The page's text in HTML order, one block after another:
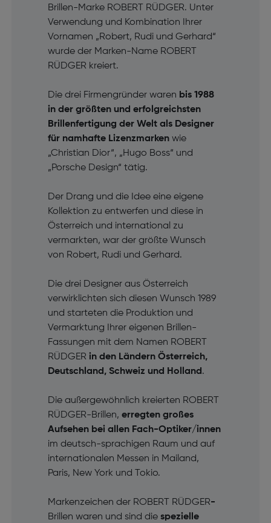
Brillen-Marke ROBERT RÜDGER. Unter
Verwendung und Kombination Ihrer
Vornamen „Robert, Rudi und Gerhard“
wurde der Marken-Name ROBERT
RÜDGER kreiert.
Die drei Firmengründer waren bis 1988
in der größten und erfolgreichsten
Brillenfertigung der Welt als Designer
für namhafte Lizenzmarkenwie
„Christian Dior“, „Hugo Boss“ und
„Porsche Design“ tätig.
Der Drang und die Idee eine eigene
Kollektion zu entwerfen und diese in
Österreich und international zu
vermarkten, war der größte Wunsch
von Robert, Rudi und Gerhard.
Die drei Designer aus Österreich
verwirklichten sich diesen Wunsch 1989
und starteten die Produktion und
Vermarktung Ihrer eigenen Brillen-
Fassungen mit dem Namen ROBERT
RÜDGER in den Ländern Österreich,
Deutschland, Schweiz und Holland .
Die außergewöhnlich kreierten ROBERT
RÜDGER-Brillen, erregten großes
Aufsehen bei allen Fach-Optiker/innen
im deutsch-sprachigen Raum und auf
internationalen Messen in Mailand,
Paris, New York und Tokio.
Markenzeichen der ROBERT RÜDGER-
Brillen waren und sind die spezielle